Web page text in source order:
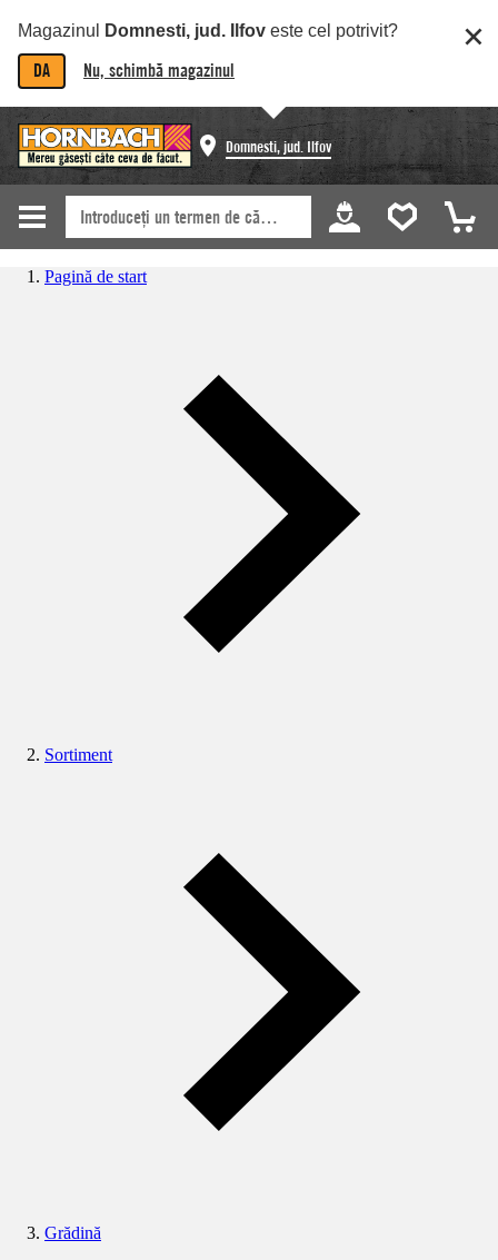
Magazinul Domnesti, jud. Ilfov este cel potrivit?
DA Nu, schimbă magazinul
Domnesti, jud. Ilfov
Pagină de start
Sortiment
Grădină